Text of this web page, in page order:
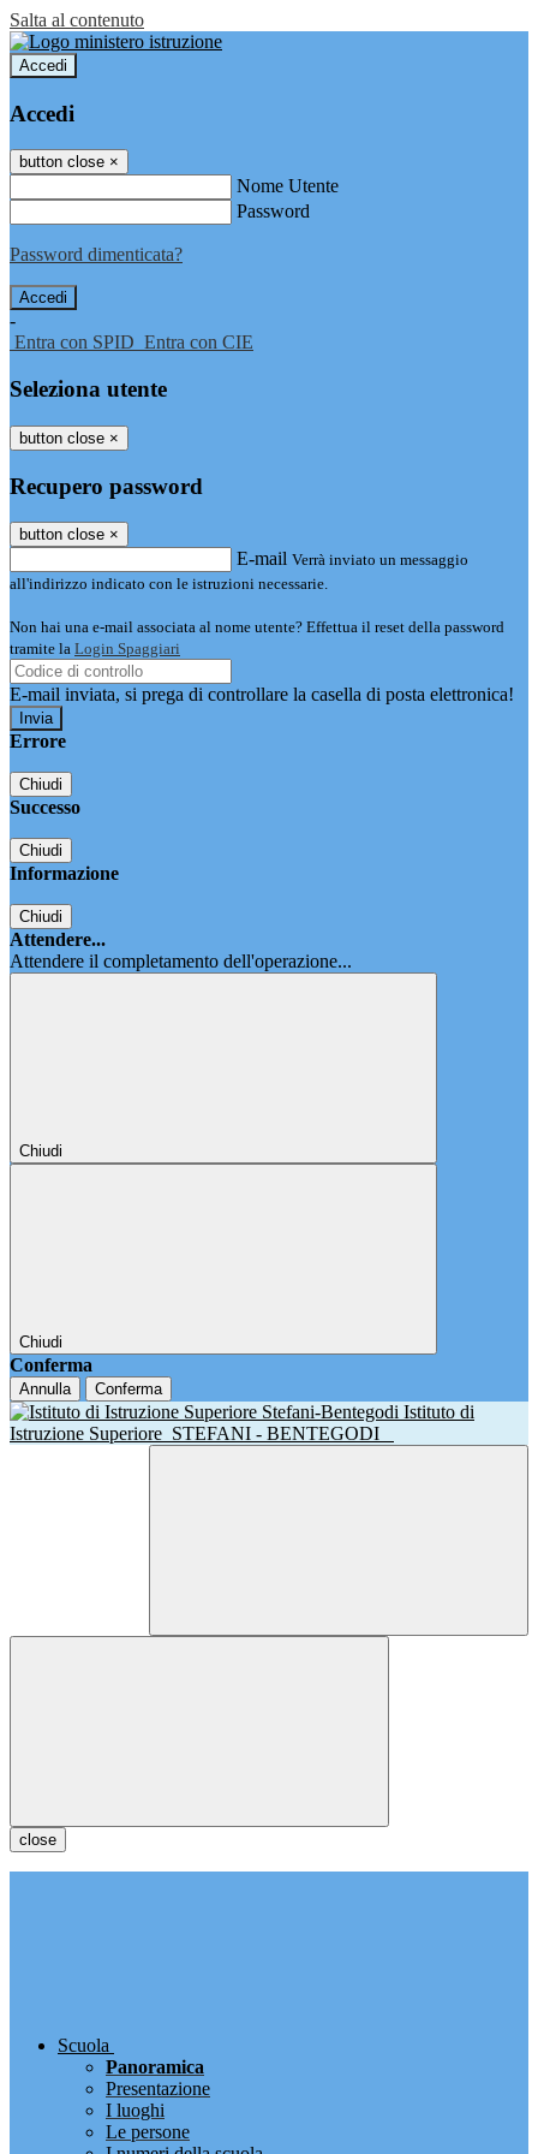
Salta al contenuto
Accedi
Accedi
button close ×
Nome Utente
Password
Password dimenticata?
-
Entra con SPID Entra con CIE
Seleziona utente
button close ×
Recupero password
button close ×
E-mail Verrà inviato un messaggio
all'indirizzo indicato con le istruzioni necessarie.
Non hai una e-mail associata al nome utente? Effettua il reset della password
tramite la Login Spaggiari
E-mail inviata, si prega di controllare la casella di posta elettronica!
Errore
Chiudi
Successo
Chiudi
Informazione
Chiudi
Attendere...
Attendere il completamento dell'operazione...
Chiudi
Chiudi
Conferma
Annulla Conferma
Istituto di
Istruzione Superiore STEFANI - BENTEGODI
close
Scuola
Panoramica
Presentazione
I luoghi
Le persone